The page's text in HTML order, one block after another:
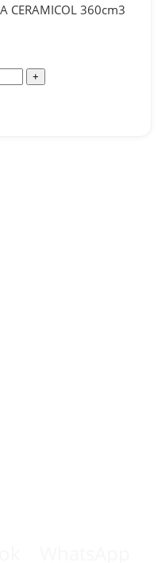
CERAMICOL 360cm3
+